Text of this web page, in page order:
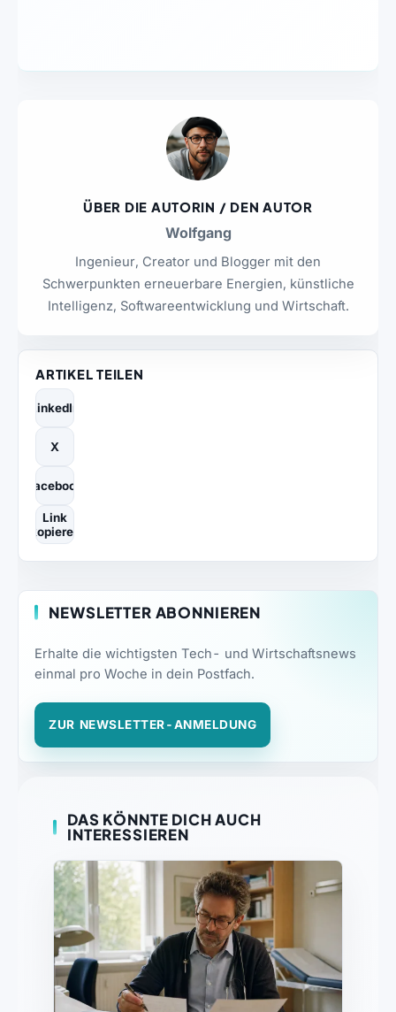
ÜBER DIE AUTORIN / DEN AUTOR
Wolfgang
Ingenieur, Creator und Blogger mit den
Schwerpunkten erneuerbare Energien, künstliche
Intelligenz, Softwareentwicklung und Wirtschaft.
ARTIKEL TEILEN
LinkedIn
X
Facebook
Link
kopieren
NEWSLETTER ABONNIEREN
Erhalte die wichtigsten Tech- und Wirtschaftsnews
einmal pro Woche in dein Postfach.
ZUR NEWSLETTER-ANMELDUNG
DAS KÖNNTE DICH AUCH
INTERESSIEREN